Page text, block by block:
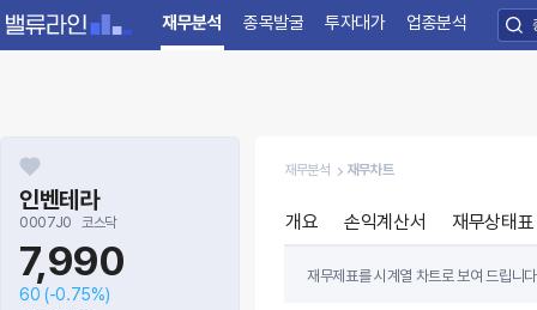
재무분석 종목발굴 투자대가 업종분석
인벤테라
0007J0 코스닥
7,990
60 (-0.75%)
재무분석 재무차트
개요 손익계산서 재무상태표
재무제표를 시계열 차트로 보여 드립